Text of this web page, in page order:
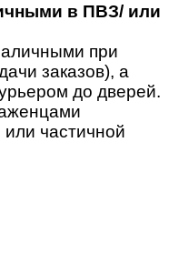
в ПВЗ/ или
при
заказов), а
до дверей.
частичной